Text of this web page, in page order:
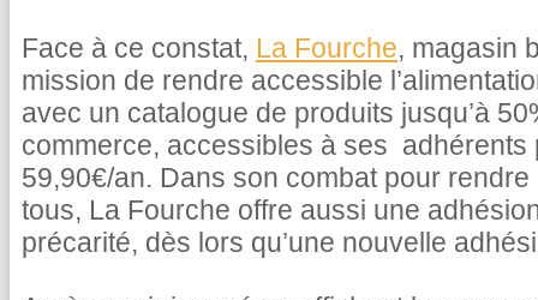
Face à ce constat, La Fourche, magasin
mission de rendre accessible
avec un catalogue de produits jusqu’à
commerce, accessibles à ses adhérents
59,90€/an. Dans son combat pour
tous, La Fourche offre aussi une
précarité, dès lors qu’une nouvelle